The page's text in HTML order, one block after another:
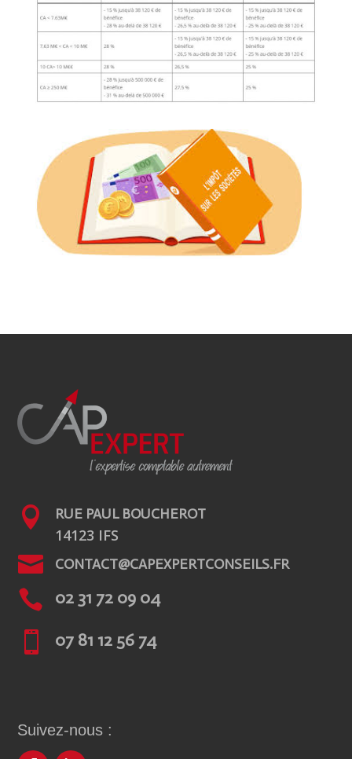
 RUE PAUL BOUCHEROT
14123 IFS
 CONTACT@CAPEXPERTCONSEILS.FR
 02 31 72 09 04
 07 81 12 56 74
Suivez-nous :